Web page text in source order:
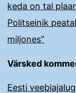
keda on tal
Politseinik
miljones”
Värsked
Eesti